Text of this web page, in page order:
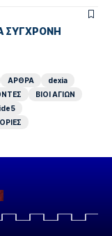
ΣΥΓΧΡΟΝΗ
ΑΡΘΡΑ
dexia
ΒΙΟΙ ΑΓΙΩΝ